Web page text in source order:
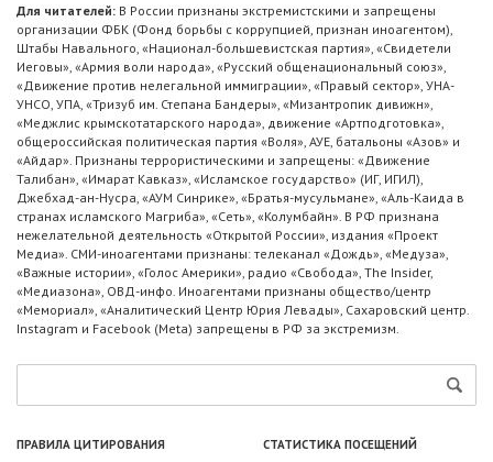
Для читателей: В России признаны экстремистскими и запрещены
организации ФБК (Фонд борьбы с коррупцией, признан иноагентом),
Штабы Навального, «Национал-большевистская партия», «Свидетели
Иеговы», «Армия воли народа», «Русский общенациональный союз»,
«Движение против нелегальной иммиграции», «Правый сектор», УНА-
УНСО, УПА, «Тризуб им. Степана Бандеры», «Мизантропик дивижн»,
«Меджлис крымскотатарского народа», движение «Артподготовка»,
общероссийская политическая партия «Воля», АУЕ, батальоны «Азов» и
«Айдар». Признаны террористическими и запрещены: «Движение
Талибан», «Имарат Кавказ», «Исламское государство» (ИГ, ИГИЛ),
Джебхад-ан-Нусра, «АУМ Синрике», «Братья-мусульмане», «Аль-Каида в
странах исламского Магриба», «Сеть», «Колумбайн». В РФ признана
нежелательной деятельность «Открытой России», издания «Проект
Медиа». СМИ-иноагентами признаны: телеканал «Дождь», «Медуза»,
«Важные истории», «Голос Америки», радио «Свобода», The Insider,
«Медиазона», ОВД-инфо. Иноагентами признаны общество/центр
«Мемориал», «Аналитический Центр Юрия Левады», Сахаровский центр.
Instagram и Facebook (Metа) запрещены в РФ за экстремизм.
ПРАВИЛА ЦИТИРОВАНИЯ СТАТИСТИКА ПОСЕЩЕНИЙ